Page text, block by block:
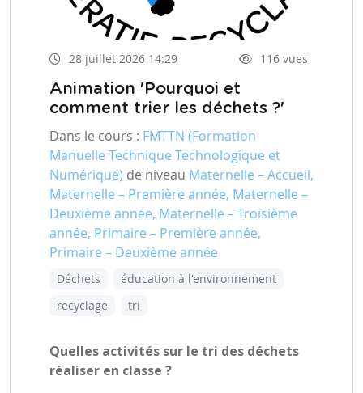
28 juillet 2026 14:29 116 vues
Animation 'Pourquoi et
comment trier les déchets ?'
Dans le cours : FMTTN (Formation
Manuelle Technique Technologique et
Numérique) de niveau Maternelle – Accueil,
Maternelle – Première année, Maternelle –
Deuxième année, Maternelle – Troisième
année, Primaire – Première année,
Primaire – Deuxième année
Déchets
éducation à l'environnement
recyclage
tri
Quelles activités sur le tri des déchets
réaliser en classe ?